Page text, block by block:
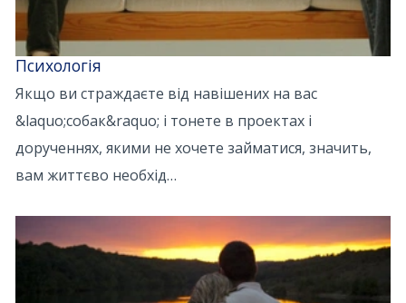
Психологія
Якщо ви страждаєте від навішених на вас
&laquo;собак&raquo; і тонете в проектах і
дорученнях, якими не хочете займатися, значить,
вам життєво необхід…